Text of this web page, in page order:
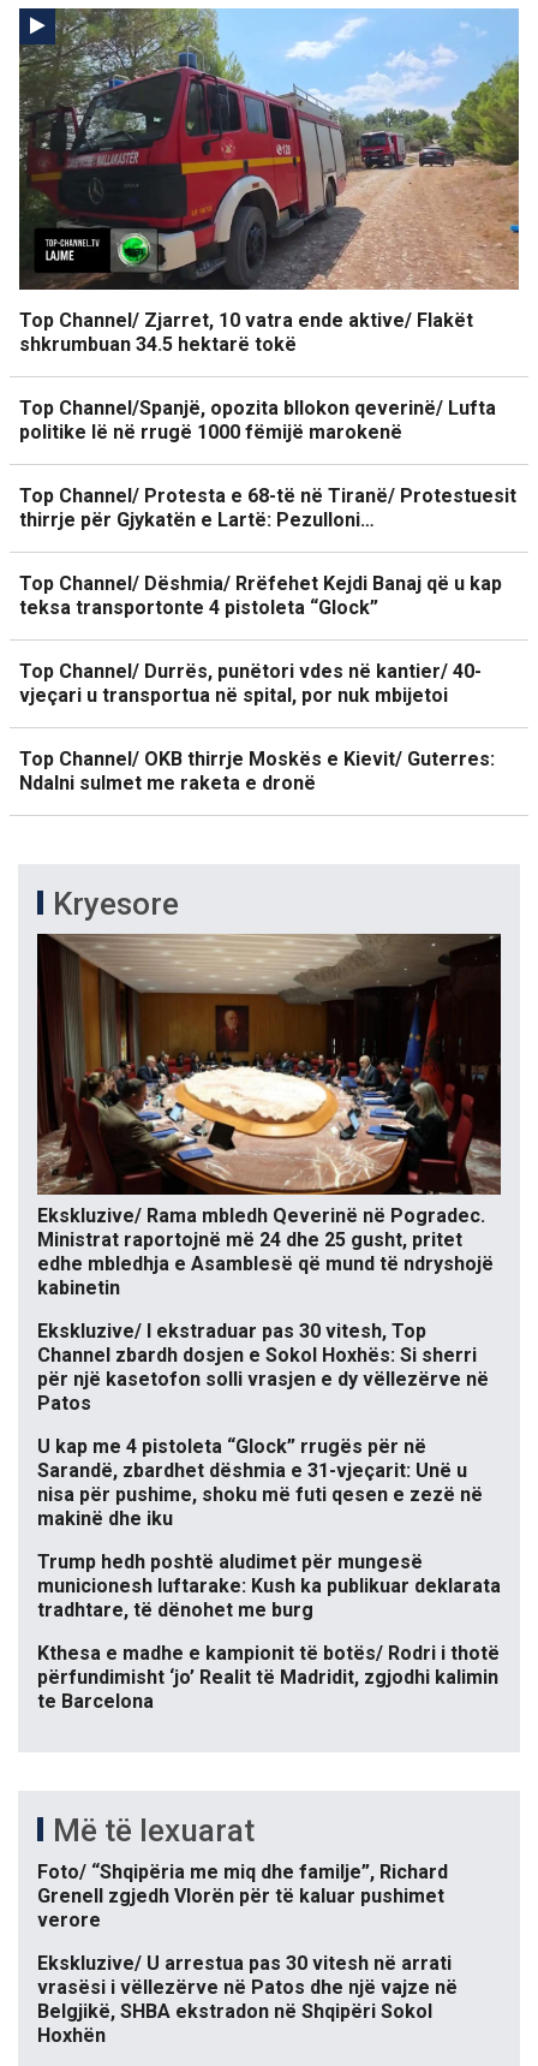
Top Channel/ Zjarret, 10 vatra ende aktive/ Flakët
shkrumbuan 34.5 hektarë tokë
Top Channel/Spanjë, opozita bllokon qeverinë/ Lufta
politike lë në rrugë 1000 fëmijë marokenë
Top Channel/ Protesta e 68-të në Tiranë/ Protestuesit
thirrje për Gjykatën e Lartë: Pezulloni…
Top Channel/ Dëshmia/ Rrëfehet Kejdi Banaj që u kap
teksa transportonte 4 pistoleta “Glock”
Top Channel/ Durrës, punëtori vdes në kantier/ 40-
vjeçari u transportua në spital, por nuk mbijetoi
Top Channel/ OKB thirrje Moskës e Kievit/ Guterres:
Ndalni sulmet me raketa e dronë
Kryesore
Ekskluzive/ Rama mbledh Qeverinë në Pogradec.
Ministrat raportojnë më 24 dhe 25 gusht, pritet
edhe mbledhja e Asamblesë që mund të ndryshojë
kabinetin
Ekskluzive/ I ekstraduar pas 30 vitesh, Top
Channel zbardh dosjen e Sokol Hoxhës: Si sherri
për një kasetofon solli vrasjen e dy vëllezërve në
Patos
U kap me 4 pistoleta “Glock” rrugës për në
Sarandë, zbardhet dëshmia e 31-vjeçarit: Unë u
nisa për pushime, shoku më futi qesen e zezë në
makinë dhe iku
Trump hedh poshtë aludimet për mungesë
municionesh luftarake: Kush ka publikuar deklarata
tradhtare, të dënohet me burg
Kthesa e madhe e kampionit të botës/ Rodri i thotë
përfundimisht ‘jo’ Realit të Madridit, zgjodhi kalimin
te Barcelona
Më të lexuarat
Foto/ “Shqipëria me miq dhe familje”, Richard
Grenell zgjedh Vlorën për të kaluar pushimet
verore
Ekskluzive/ U arrestua pas 30 vitesh në arrati
vrasësi i vëllezërve në Patos dhe një vajze në
Belgjikë, SHBA ekstradon në Shqipëri Sokol
Hoxhën